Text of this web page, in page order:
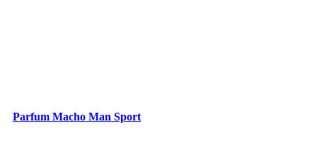
Parfum Macho Man Sport